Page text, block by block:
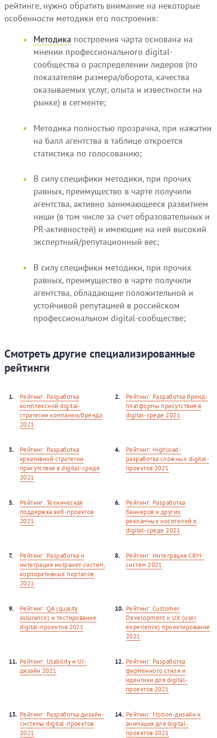
рейтинге, нужно обратить внимание на некоторые
особенности методики его построения:
Методика построения чарта основана на
мнении профессионального digital-
сообщества о распределении лидеров (по
показателям размера/оборота, качества
оказываемых услуг, опыта и известности на
рынке) в сегменте;
Методика полностью прозрачна, при нажатии
на балл агентства в таблице откроется
статистика по голосованию;
В силу специфики методики, при прочих
равных, преимущество в чарте получили
агентства, активно занимающееся развитием
ниши (в том числе за счет образовательных и
PR-активностей) и имеющие на ней высокий
экспертный/репутационный вес;
В силу специфики методики, при прочих
равных, преимущество в чарте получили
агентства, обладающие положительной и
устойчивой репутацией в российском
профессиональном digital-сообществе;
Смотреть другие специализированные
рейтинги
1.
Рейтинг: Разработка
комплексной digital-
стратегии компании/бренда
2021
2.
Рейтинг: Разработка бренд-
платформы присутствия в
digital-среде 2021
3.
Рейтинг: Разработка
креативной стратегии
присутствия в digital-среде
2021
4.
Рейтинг: Highload-
разработка сложных digital-
проектов 2021
5.
Рейтинг: Техническая
поддержка веб-проектов
2021
6.
Рейтинг: Разработка
баннеров и других
рекламных носителей в
digital-среде 2021
7.
Рейтинг: Разработка и
интеграция интранет-систем,
корпоративных порталов
2021
8.
Рейтинг: Интеграция CRM-
систем 2021
9.
Рейтинг: QA (quality
assurance) и тестирование
digital-проектов 2021
10. Рейтинг: Customer
Development и UX (user
experience) проектирование
2021
11. Рейтинг: Usability и UI-
дизайн 2021
12. Рейтинг: Разработка
фирменного стиля и
идентики для digital-
проектов 2021
13. Рейтинг: Разработка дизайн-
системы digital-проектов
2021
14. Рейтинг: Motion-дизайн и
анимация для digital-
проектов 2021